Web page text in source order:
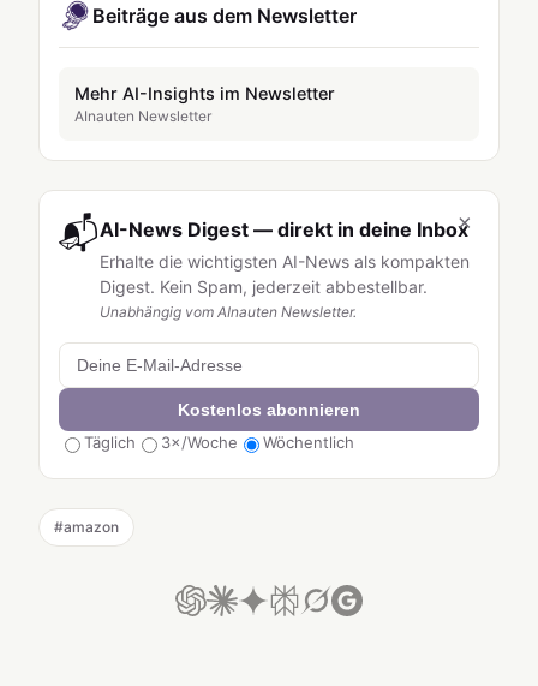
Beiträge aus dem Newsletter
Mehr AI-Insights im Newsletter
AInauten Newsletter
×
📬AI-News Digest — direkt in deine Inbox
Erhalte die wichtigsten AI-News als kompakten
Digest. Kein Spam, jederzeit abbestellbar.
Unabhängig vom AInauten Newsletter.
Kostenlos abonnieren
Täglich
3×/Woche Wöchentlich
#amazon